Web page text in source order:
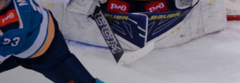
Юлаев